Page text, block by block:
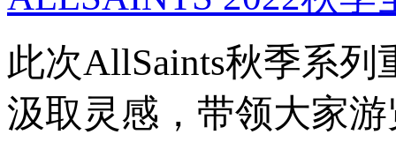
此次AllSaints秋季系
汲取灵感，带领大家